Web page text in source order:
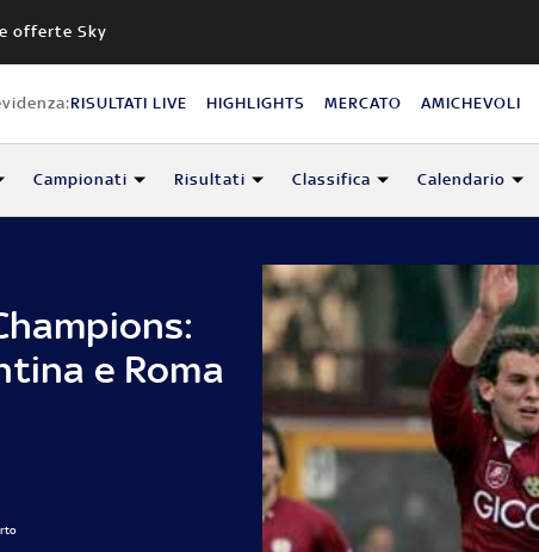
offerte Sky
RISULTATI LIVE HIGHLIGHTS MERCATO AMICHEVOLI
Campionati Risultati Classifica Calendario
e Roma